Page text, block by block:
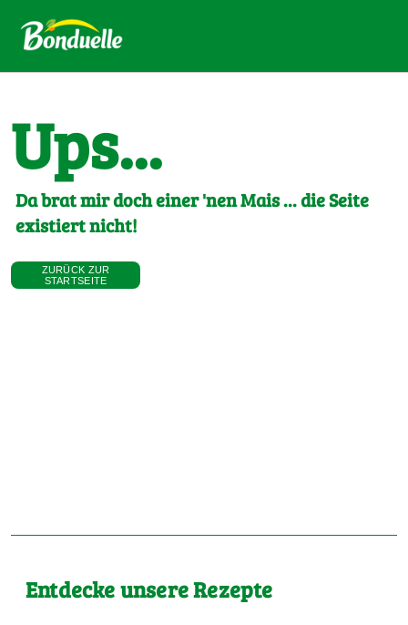
Ups...
Da brat mir doch einer 'nen Mais ... die Seite
existiert nicht!
ZURÜCK ZUR
STARTSEITE
Entdecke unsere Rezepte